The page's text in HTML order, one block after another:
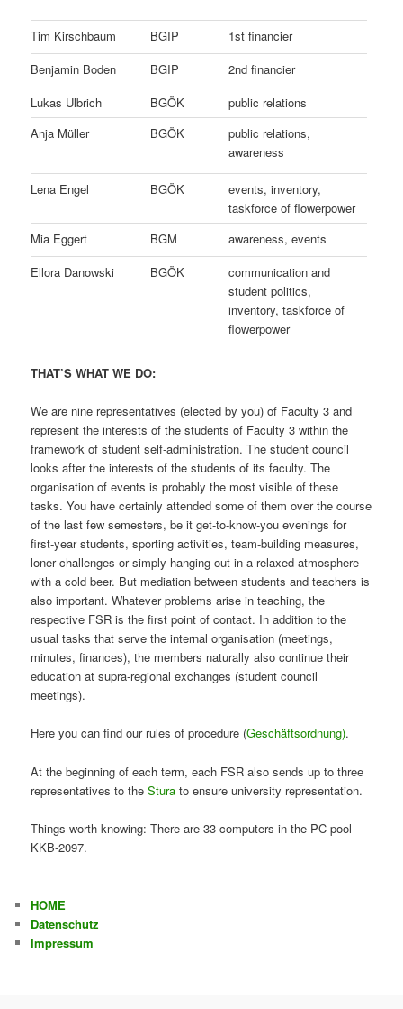
Tim Kirschbaum BGIP
1st financier
Benjamin Boden
BGIP
2nd financier
Lukas Ulbrich
BGÖK
public relations
Anja Müller
BGÖK
public relations,
awareness
Lena Engel BGÖK
events, inventory,
taskforce of flowerpower
Mia Eggert
BGM
awareness, events
Ellora Danowski
BGÖK
communication and
student politics,
inventory, taskforce of
flowerpower
THAT’S WHAT WE DO:
We are nine representatives (elected by you) of Faculty 3 and
represent the interests of the students of Faculty 3 within the
framework of student self-administration. The student council
looks after the interests of the students of its faculty. The
organisation of events is probably the most visible of these
tasks. You have certainly attended some of them over the course
of the last few semesters, be it get-to-know-you evenings for
first-year students, sporting activities, team-building measures,
loner challenges or simply hanging out in a relaxed atmosphere
with a cold beer. But mediation between students and teachers is
also important. Whatever problems arise in teaching, the
respective FSR is the first point of contact. In addition to the
usual tasks that serve the internal organisation (meetings,
minutes, finances), the members naturally also continue their
education at supra-regional exchanges (student council
meetings).
Here you can find our rules of procedure (Geschäftsordnung).
At the beginning of each term, each FSR also sends up to three
representatives to theStura to ensure university representation.
Things worth knowing: There are 33 computers in the PC pool
KKB-2097.
HOME
Datenschutz
Impressum